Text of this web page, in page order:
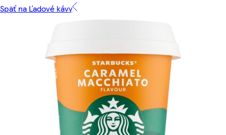
Späť na Ľadové kávy